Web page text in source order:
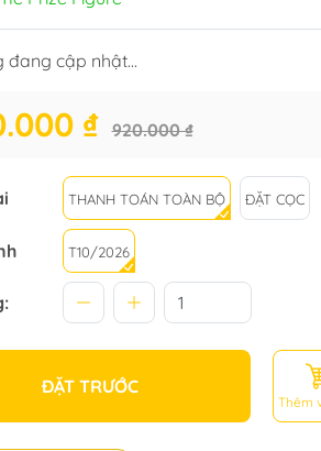
đang cập nhật...
₫ 920.000 ₫
THANH TOÁN TOÀN BỘ ĐẶT CỌC
T10/2026
ĐẶT TRƯỚC
Thêm